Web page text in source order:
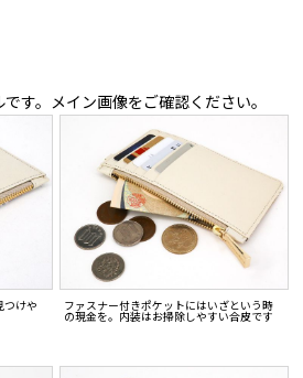
す。メイン画像をご確認ください。
つけや
ファスナー付きポケットにはいざという時
の現金を。内装はお掃除しやすい合皮です